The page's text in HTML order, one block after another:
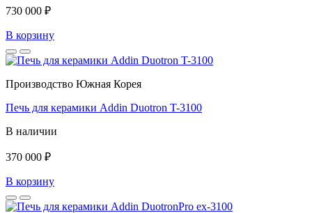
730 000 ₽
В корзину
Производство Южная Корея
Печь для керамики Addin Duotron T-3100
В наличии
370 000 ₽
В корзину